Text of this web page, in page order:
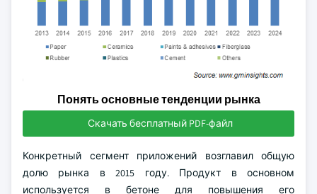
Понять основные тенденции рынка
Скачать бесплатный PDF-файл
Конкретный сегмент приложений возглавил общую
долю рынка в 2015 году. Продукт в основном
используется в бетоне для повышения его